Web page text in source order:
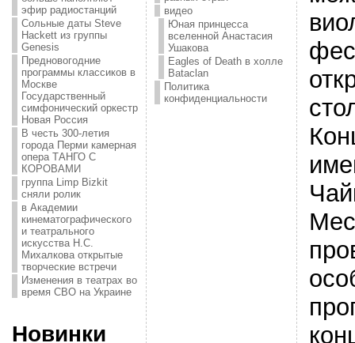
эфир радиостанций
Сольные даты Steve
Hackett из группы
Genesis
Предновогодние
программы классиков в
Москве
Государственный
симфонический оркестр
Новая Россия
В честь 300-летия
города Перми камерная
опера ТАНГО С
КОРОВАМИ
группа Limp Bizkit
сняли ролик
в Академии
кинематографического
и театрального
искусства Н.С.
Михалкова открытые
творческие встречи
Изменения в театрах во
время СВО на Украине
Новинки
видео
Юная принцесса
вселенной Анастасия
Ушакова
Eagles of Death в холле
Bataclan
Политика
конфиденциальности